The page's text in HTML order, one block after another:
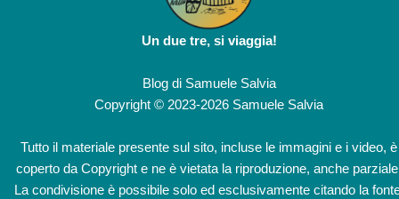
Un due tre, si viaggia!
Blog di Samuele Salvia
Copyright © 2023-2026 Samuele Salvia
Tutto il materiale presente sul sito, incluse le immagini e i video, è
coperto da Copyright e ne è vietata la riproduzione, anche
La condivisione è possibile solo ed esclusivamente citando la